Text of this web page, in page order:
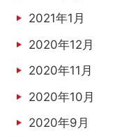
2021年1月
2020年12月
2020年11月
2020年10月
2020年9月